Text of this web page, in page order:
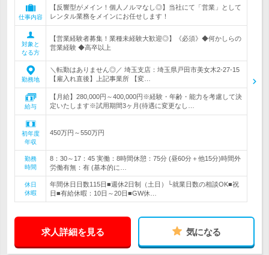
仕事内容
【反響型がメイン！個人ノルマなし◎】当社にて「営業」として
レンタル業務をメインにお任せします！
対象と
なる方
【営業経験者募集！業種未経験大歓迎◎】《必須》◆何かしらの
営業経験 ◆高卒以上
勤務地
＼転勤はありません◎／ 埼玉支店：埼玉県戸田市美女木2-27-15
【雇入れ直後】上記事業所 【変…
給与
【月給】280,000円～400,000円※経験・年齢・能力を考慮して決
定いたします※試用期間3ヶ月(待遇に変更なし…
初年度
年収
450万円～550万円
勤務
時間
8：30～17：45 実働：8時間休憩：75分 (昼60分＋他15分)時間外
労働有無：有 (基本的に…
休日
休暇
年間休日日数115日■週休2日制（土日）└就業日数の相談OK■祝
日■有給休暇：10日～20日■GW休…
求人詳細を見る 気になる